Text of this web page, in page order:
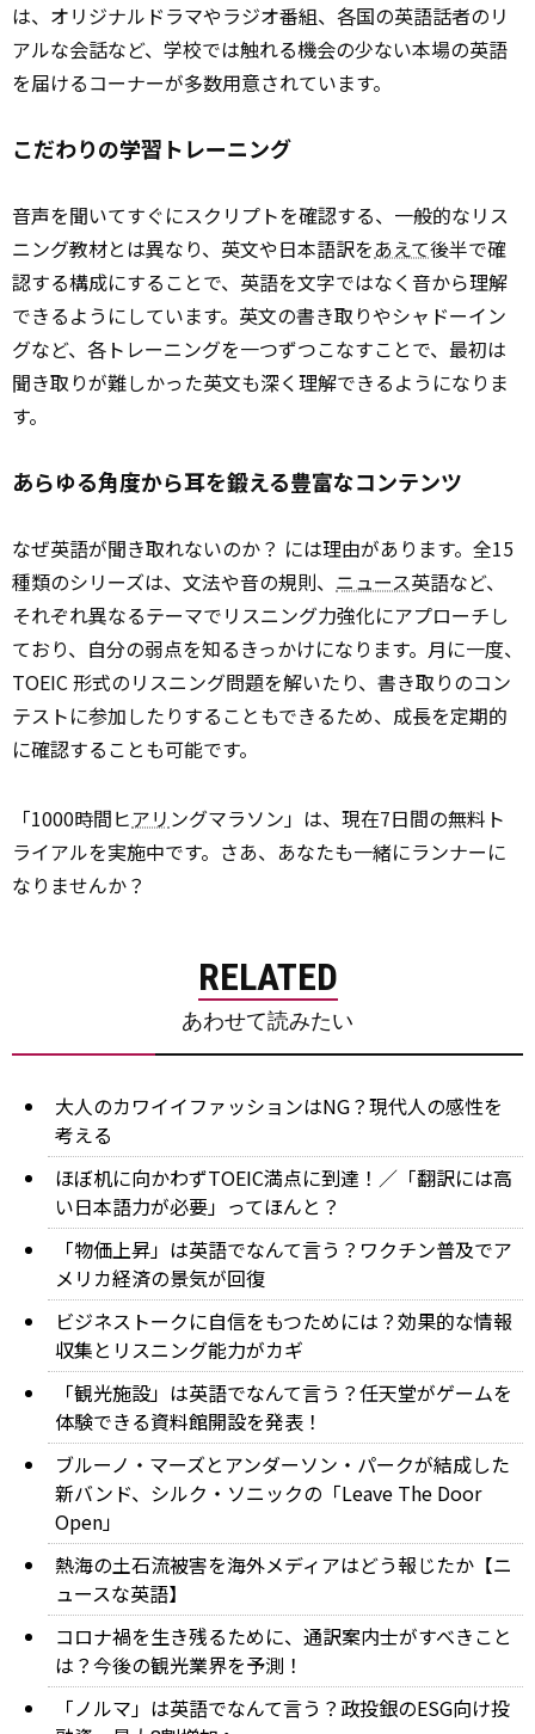
は、オリジナルドラマやラジオ番組、各国の英語話者のリ
アルな会話など、学校では触れる機会の少ない本場の英語
を届けるコーナーが多数用意されています。
こだわりの学習トレーニング
音声を聞いてすぐにスクリプトを確認する、一般的なリス
ニング教材とは異なり、英文や日本語訳をあえて後半で確
認する構成にすることで、英語を文字ではなく音から理解
できるようにしています。英文の書き取りやシャドーイン
グなど、各トレーニングを一つずつこなすことで、最初は
聞き取りが難しかった英文も深く理解できるようになりま
す。
あらゆる角度から耳を鍛える豊富なコンテンツ
なぜ英語が聞き取れないのか？ には理由があります。全15
種類のシリーズは、文法や音の規則、 ニュース英語など、
それぞれ異なるテーマでリスニング力強化にアプローチし
ており、自分の弱点を知るきっかけになります。月に一度、
TOEIC 形式のリスニング問題を解いたり、書き取りのコン
テストに参加したりすることもできるため、成長を定期的
に確認することも可能です。
「1000時間ヒアリ ングマラソン」は、現在7日間の無料ト
ライアルを実施中です。さあ、あなたも一緒にランナーに
なりませんか？
RELATED
あわせて読みたい
大人のカワイイファッションはNG？現代人の感性を
考える
ほぼ机に向かわずTOEIC満点に到達！／「翻訳には高
い日本語力が必要」ってほんと？
「物価上昇」は英語でなんて言う？ワクチン普及でア
メリカ経済の景気が回復
ビジネストークに自信をもつためには？効果的な情報
収集とリスニング能力がカギ
「観光施設」は英語でなんて言う？任天堂がゲームを
体験できる資料館開設を発表！
ブルーノ・マーズとアンダーソン・パークが結成した
新バンド、シルク・ソニックの「Leave The Door
Open」
熱海の土石流被害を海外メディアはどう報じたか【ニ
ュースな英語】
コロナ禍を生き残るために、通訳案内士がすべきこと
は？今後の観光業界を予測！
「ノルマ」は英語でなんて言う？政投銀のESG向け投